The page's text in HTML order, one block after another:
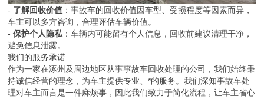
- 了解回收价值 ：事故车的回收价值因车型、受损程度等因素而异，
车主可以多方咨询，合理评估车辆价值。
-保护个人隐私 ：车辆内可能留有个人信息，回收前建议清理干净，
避免信息泄露。
我们的服务承诺
作为一家在涿州及周边地区从事事故车回收处理的公司，我们始终秉
持诚信经营的理念，为车主提供专业、*的服务。我们深知事故车处
理对车主而言是一件麻烦事，因此我们致力于简化流程，让车主省心